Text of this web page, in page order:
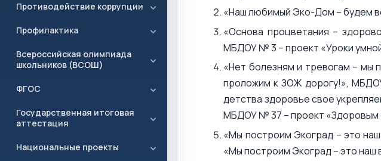
Противодействие коррупции
Профилактика
Всероссийская олимпиада
школьников (ВСОШ)
ФГОС
Государственная итоговая
аттестация
Национальные проекты
«Наш любимый Эко-Дом – будем
«Основа процветания –
МБДОУ № 3 – проект «Уроки
«Нет болезням и тревогам –
проложим к ЗОЖ дорогу!»,
детства здоровье свое
МБДОУ № 37 – проект «Здоровым
«Мы построим Экоград – это
«Мы построим Экоград – это наш